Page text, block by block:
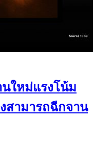
ใหม่แรงโน้ม
สามารถฉีกจาน